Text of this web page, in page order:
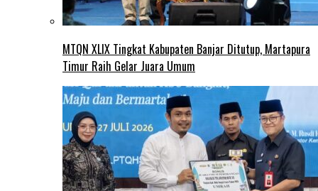
MTQN XLIX Tingkat Kabupaten Banjar Ditutup, Martapura
Timur Raih Gelar Juara Umum